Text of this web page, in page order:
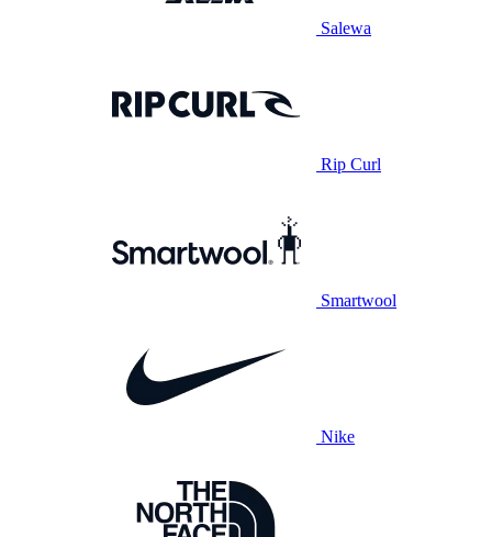
Salewa
Rip Curl
Smartwool
Nike